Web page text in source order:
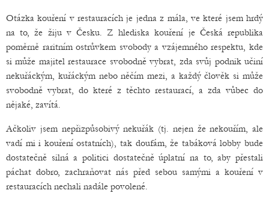
Otázka kouření v restauracích je jedna z mála, ve které jsem hrdý
na to, že žiju v Česku. Z hlediska kouření je Česká republika
poměrně raritním ostrůvkem svobody a vzájemného respektu, kde
si může majitel restaurace svobodně vybrat, zda svůj podnik učiní
nekuřáckým, kuřáckým nebo něčím mezi, a každý člověk si může
svobodně vybrat, do které z těchto restaurací, a zda vůbec do
nějaké, zavítá.
Ačkoliv jsem nepřizpůsobivý nekuřák (tj. nejen že nekouřím, ale
vadí mi i kouření ostatních), tak doufám, že tabáková lobby bude
dostatečně silná a politici dostatečně úplatní na to, aby přestali
páchat dobro, zachraňovat nás před sebou samými a kouření v
restauracích nechali nadále povolené.